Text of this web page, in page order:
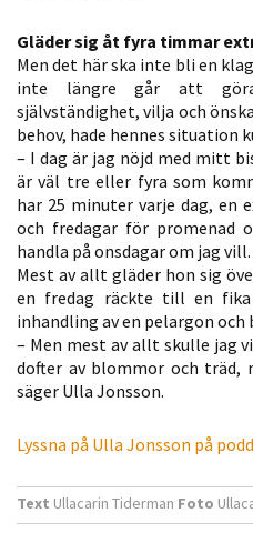
Gläder sig åt fyra timmar
Men det här ska inte bli en
inte längre går att
självständighet, vilja och
behov, hade hennes situation
– I dag är jag nöjd med mitt
är väl tre eller fyra som
har 25 minuter varje dag, en
och fredagar för promenad
handla på onsdagar om jag vill.
Mest av allt gläder hon sig
en fredag räckte till en
inhandling av en pelargon och
– Men mest av allt skulle jag
dofter av blommor och träd,
säger Ulla Jonsson.
Lyssna på Ulla Jonsson på
Text Ullacarin Tiderman Foto